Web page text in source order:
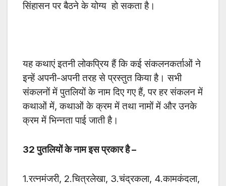
सिंहासन पर बैठने के योग्य हो सकता है।
यह कथाएं इतनी लोकप्रिय हैं कि कई संकलनकर्ताओं ने
इन्हें अपनी-अपनी तरह से प्रस्तुत किया है। सभी
संकलनों में पुतलियों के नाम दिए गए हैं, पर हर संकलन में
कथाओं में, कथाओं के क्रम में तथा नामों में और उनके
क्रम में भिन्नता पाई जाती है।
32 पुतलियों के नाम इस प्रकार है –
1.रत्नमंजरी, 2.चित्रलेखा, 3.चंद्रकला, 4.कामकंदला,